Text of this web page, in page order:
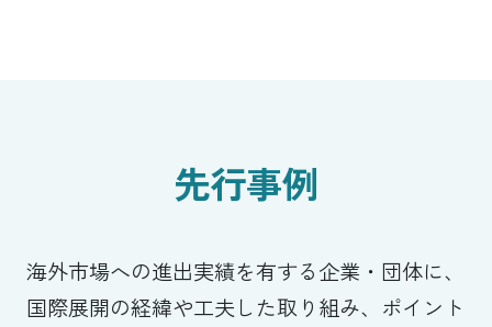
先行事例
海外市場への進出実績を有する企業・団体に、
国際展開の経緯や工夫した取り組み、ポイント